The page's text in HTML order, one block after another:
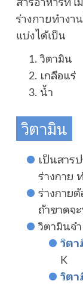
ร่างกายทำง
แบ่งได้เป็น
วิตามิน
เกลือแร่
น้ำ
วิตามิน
เป็นสาร
ร่างกาย
ร่างกาย
ถ้าขาดจ
วิตามินจ
วิต
K
วิต